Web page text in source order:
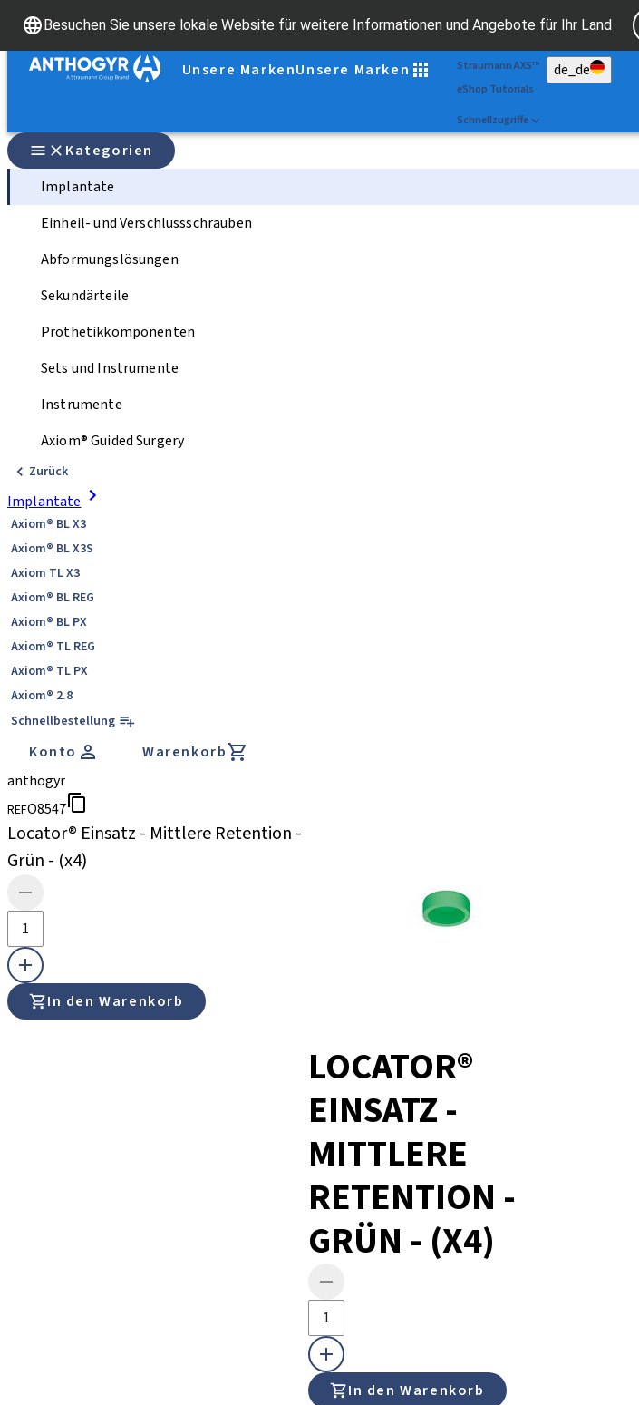
Besuchen Sie unsere lokale Website für weitere Informationen und Angebote für Ihr Land
Unsere MarkenUnsere Marken
Scan&Shape
Straumann AXS™
eShop Tutorials
Schnellzugriffe
de_de
Kategorien
Implantate
Einheil- und Verschlussschrauben
Abformungslösungen
Sekundärteile
Prothetikkomponenten
Sets und Instrumente
Instrumente
Axiom® Guided Surgery
Zurück
Implantate
Axiom® BL X3
Axiom® BL X3S
Axiom TL X3
Axiom® BL REG
Axiom® BL PX
Axiom® TL REG
Axiom® TL PX
Axiom® 2.8
Schnellbestellung
Konto
Warenkorb
anthogyr
REFO8547
Locator® Einsatz - Mittlere Retention -
Grün - (x4)
In den Warenkorb
LOCATOR®
EINSATZ -
MITTLERE
RETENTION -
GRÜN - (X4)
In den Warenkorb